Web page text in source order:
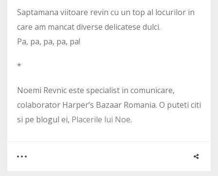
Saptamana viitoare revin cu un top al locurilor in
care am mancat diverse delicatese dulci.
Pa, pa, pa, pa, pa!
*
Noemi Revnic este specialist in comunicare,
colaborator Harper’s Bazaar Romania. O puteti citi
si pe blogul ei, Placerile lui Noe.